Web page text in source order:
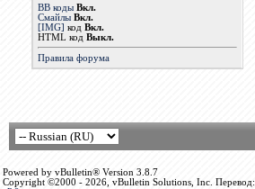
BB коды Вкл.
Смайлы Вкл.
[IMG] код Вкл.
HTML код Выкл.
Правила форума
Powered by vBulletin® Version 3.8.7
Copyright ©2000 - 2026, vBulletin Solutions, Inc. Перевод: